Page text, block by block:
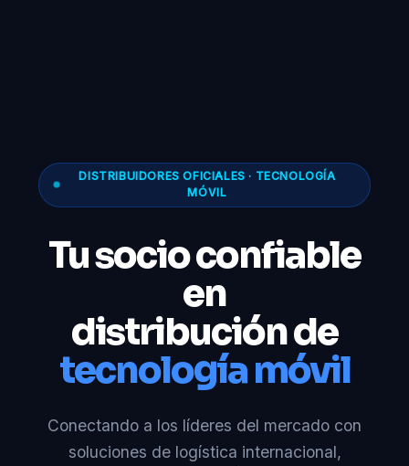
DISTRIBUIDORES OFICIALES · TECNOLOGÍA
MÓVIL
Tu socio confiable
en
distribución de
tecnología móvil
Conectando a los líderes del mercado con
soluciones de logística internacional,